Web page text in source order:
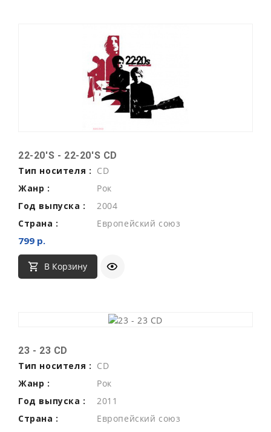
22-20'S - 22-20'S CD
Тип носителя : CD
Жанр :
Рок
Год выпуска :
2004
Страна :
Европейский союз
799 р.
В Корзину
23 - 23 CD
Тип носителя : CD
Жанр :
Рок
Год выпуска :
2011
Страна :
Европейский союз